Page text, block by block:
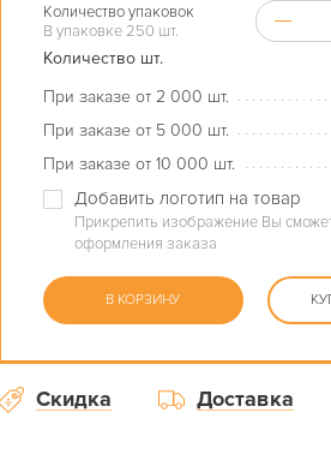
Количество упаковок
В упаковке 250 шт.
Количество шт.
При заказе от 2 000 шт.
При заказе от 5 000 шт.
При заказе от 10 000 шт.
Добавить логотип на товар
Прикрепить изображение Вы
оформления заказа
В КОРЗИНУ
Скидка Доставка